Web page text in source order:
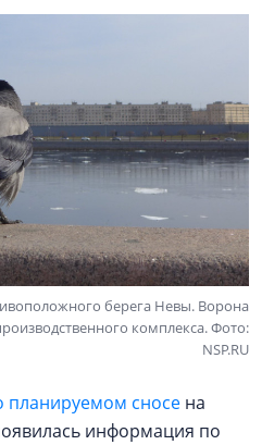
берега Невы. Ворона
комплекса. Фото:
NSP.RU
планируемом сносе на
информация по